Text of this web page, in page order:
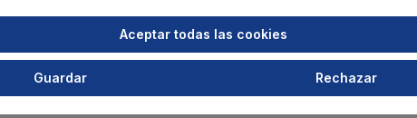
Aceptar todas las cookies
Guardar Rechazar